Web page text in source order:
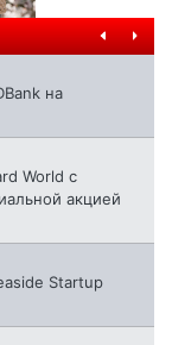
на
World с
акцией
Startup